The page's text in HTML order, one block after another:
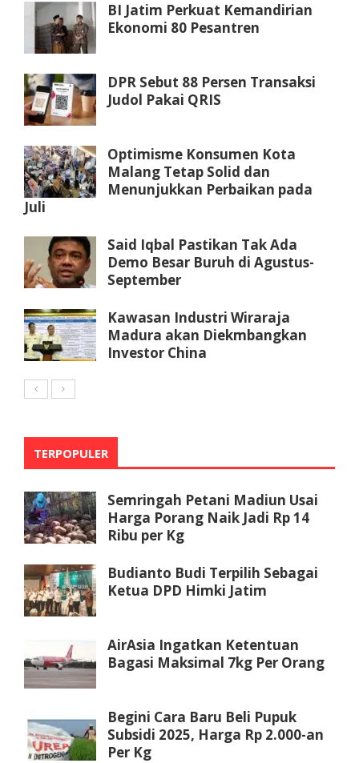
BI Jatim Perkuat Kemandirian
Ekonomi 80 Pesantren
DPR Sebut 88 Persen Transaksi
Judol Pakai QRIS
Optimisme Konsumen Kota
Malang Tetap Solid dan
Menunjukkan Perbaikan pada
Juli
Said Iqbal Pastikan Tak Ada
Demo Besar Buruh di Agustus-
September
Kawasan Industri Wiraraja
Madura akan Diekmbangkan
Investor China
TERPOPULER
Semringah Petani Madiun Usai
Harga Porang Naik Jadi Rp 14
Ribu per Kg
Budianto Budi Terpilih Sebagai
Ketua DPD Himki Jatim
AirAsia Ingatkan Ketentuan
Bagasi Maksimal 7kg Per Orang
Begini Cara Baru Beli Pupuk
Subsidi 2025, Harga Rp 2.000-an
Per Kg